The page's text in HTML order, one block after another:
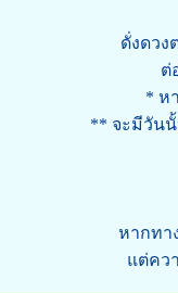
ดั่งดวง
ต่
* ห
** จะมีวันนั้
หากทา
แต่คว